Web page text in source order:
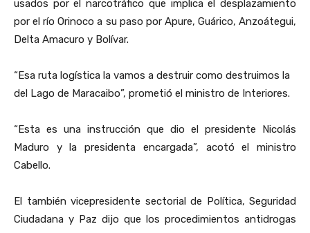
usados por el narcotráfico que implica el desplazamiento
por el río Orinoco a su paso por Apure, Guárico, Anzoátegui,
Delta Amacuro y Bolívar.
“Esa ruta logística la vamos a destruir como destruimos la
del Lago de Maracaibo”, prometió el ministro de Interiores.
“Esta es una instrucción que dio el presidente Nicolás
Maduro y la presidenta encargada”, acotó el ministro
Cabello.
El también vicepresidente sectorial de Política, Seguridad
Ciudadana y Paz dijo que los procedimientos antidrogas